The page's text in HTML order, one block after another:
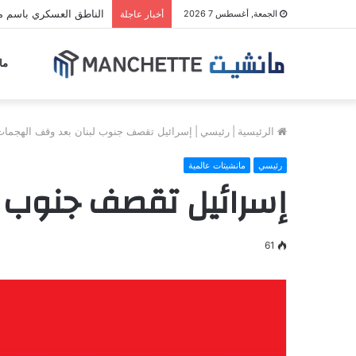
الجمعة, أغسطس 7 2026 أخبار عاجلة الناطق العسكري باسم
الرئيسية رئيسي إسرائيل تقصف جنوب لبنان بعد وقف
رئيسي مانشيتات عالمية
إسرائيل تقصف
61